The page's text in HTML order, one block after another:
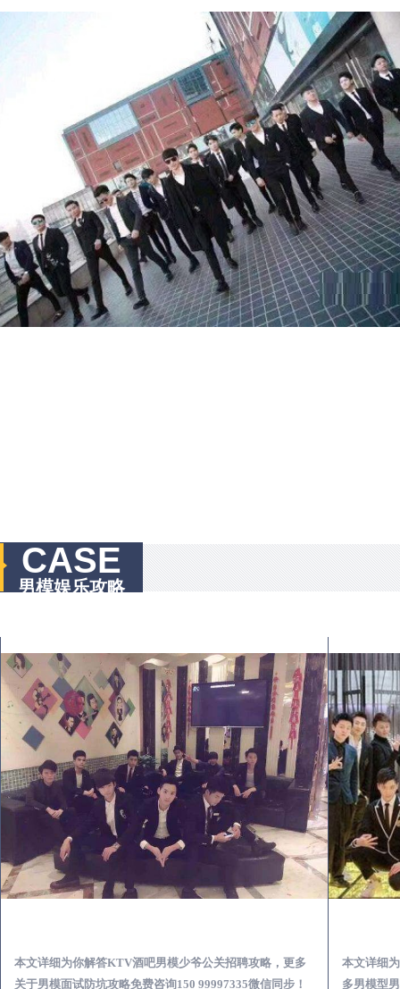
CASE
男模娱乐攻略
本文详细为你解答KTV酒吧男模少爷公关招聘攻略，更多
关于男模面试防坑攻略免费咨询150 99997335微信同步！
本文详细
多男模型